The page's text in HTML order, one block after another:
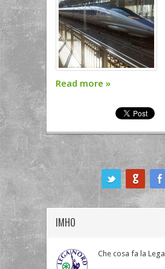
Read more »
IMHO
Che cosa fa la Lega